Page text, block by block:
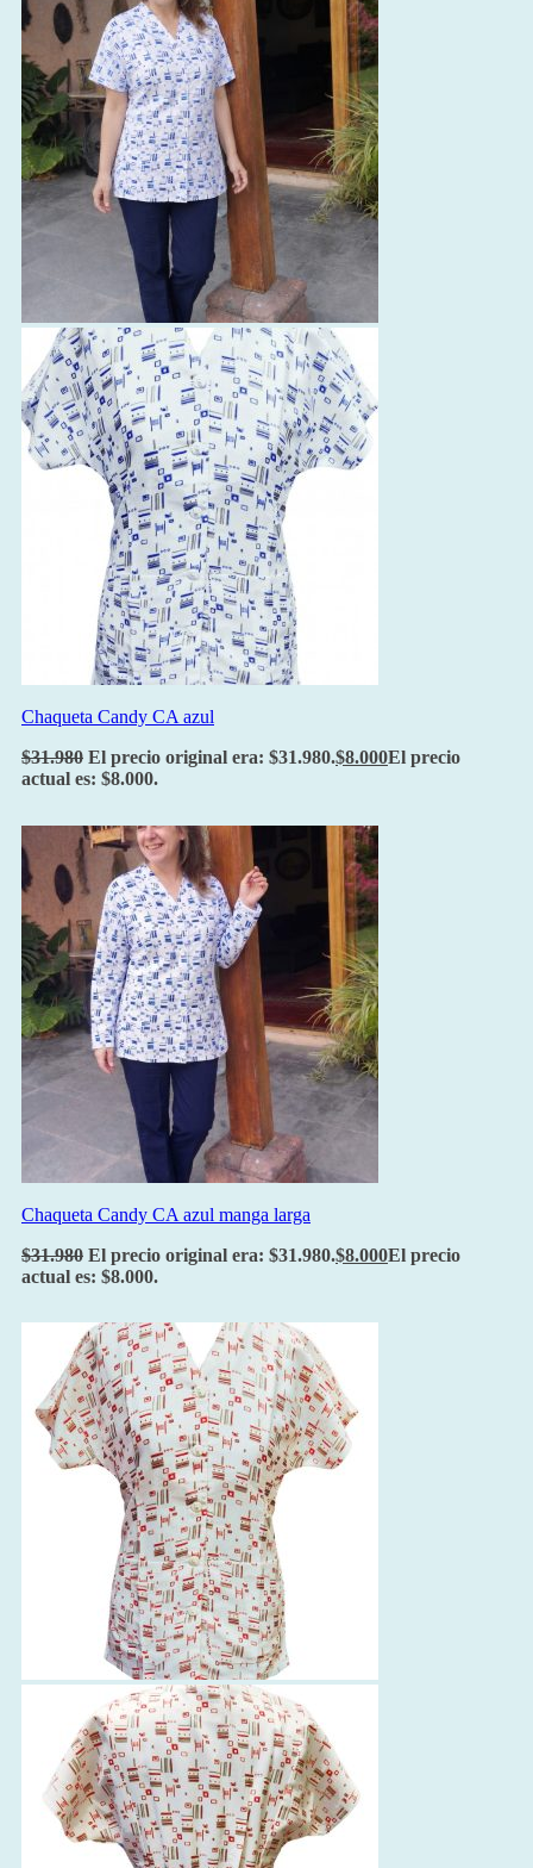
Chaqueta Candy CA azul
$31.980 El precio original era: $31.980.$8.000El precio
actual es: $8.000.
Chaqueta Candy CA azul manga larga
$31.980 El precio original era: $31.980.$8.000El precio
actual es: $8.000.